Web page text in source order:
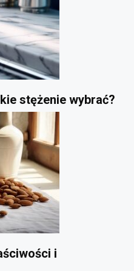
stężenie wybrać?
i